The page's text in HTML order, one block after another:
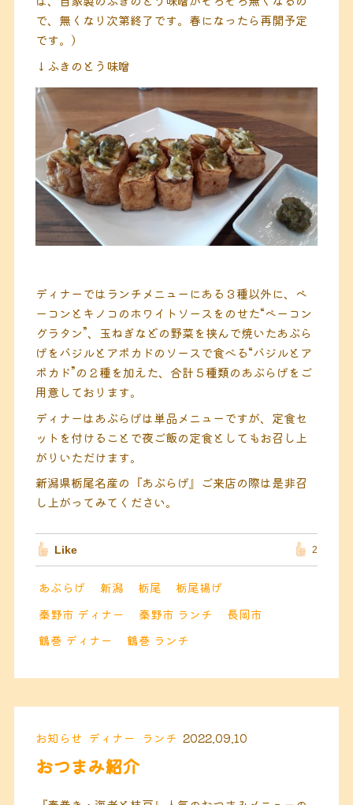
で、無くなり次第終了です。春になったら再開予定
です。）
↓ふきのとう味噌
ディナーではランチメニューにある３種以外に、ベ
ーコンとキノコのホワイトソースをのせた“ベーコン
グラタン”、玉ねぎなどの野菜を挟んで焼いたあぶら
げをバジルとアボカドのソースで食べる“バジルとア
ボカド”の２種を加えた、合計５種類のあぶらげをご
用意しております。
ディナーはあぶらげは単品メニューですが、定食セ
ットを付けることで夜ご飯の定食としてもお召し上
がりいただけます。
新潟県栃尾名産の『あぶらげ』ご来店の際は是非召
し上がってみてください。
Like 2
あぶらげ 新潟 栃尾
栃尾揚げ
秦野市 ディナー
秦野市 ランチ
長岡市
鶴巻 ディナー
鶴巻 ランチ
お知らせ ディナー ランチ 2022.09.10
おつまみ紹介